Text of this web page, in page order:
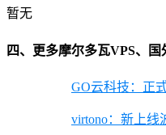
暂无
四、更多摩尔多瓦VPS、国
GO云科技：正
virtono：新上线